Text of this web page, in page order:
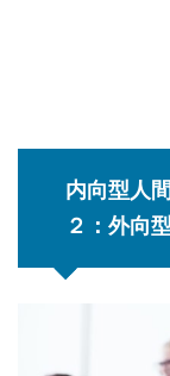
内向型人
２：外向